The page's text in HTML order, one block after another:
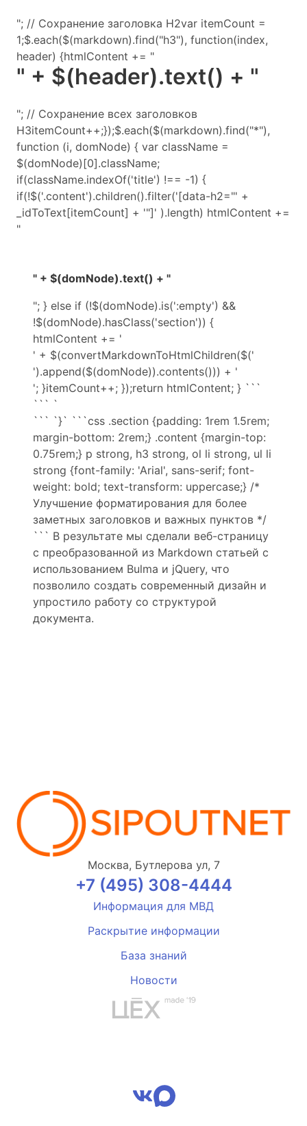
"; // Сохранение заголовка H2var itemCount =
1;$.each($(markdown).find("h3"), function(index,
header) {htmlContent += "
" + $(header).text() + "
"; // Сохранение всех заголовков
H3itemCount++;});$.each($(markdown).find("*"),
function (i, domNode) { var className =
$(domNode)[0].className;
if(className.indexOf('title') !== -1) {
if(!$('.content').children().filter('[data-h2="' +
_idToText[itemCount] + '"]' ).length) htmlContent +=
"
" + $(domNode).text() + "
"; } else if (!$(domNode).is(':empty') &&
!$(domNode).hasClass('section')) {
htmlContent += '
' + $(convertMarkdownToHtmlChildren($('
').append($(domNode)).contents())) + '
'; }itemCount++; });return htmlContent; } ```
``` `
``` `}` ```css .section {padding: 1rem 1.5rem;
margin-bottom: 2rem;} .content {margin-top:
0.75rem;} p strong, h3 strong, ol li strong, ul li
strong {font-family: 'Arial', sans-serif; font-
weight: bold; text-transform: uppercase;} /*
Улучшение форматирования для более
заметных заголовков и важных пунктов */
``` В результате мы сделали веб-страницу
с преобразованной из Markdown статьей с
использованием Bulma и jQuery, что
позволило создать современный дизайн и
упростило работу со структурой
документа.
Москва, Бутлерова ул, 7
+7 (495) 308-4444
Информация для МВД
Раскрытие информации
База знаний
Новости